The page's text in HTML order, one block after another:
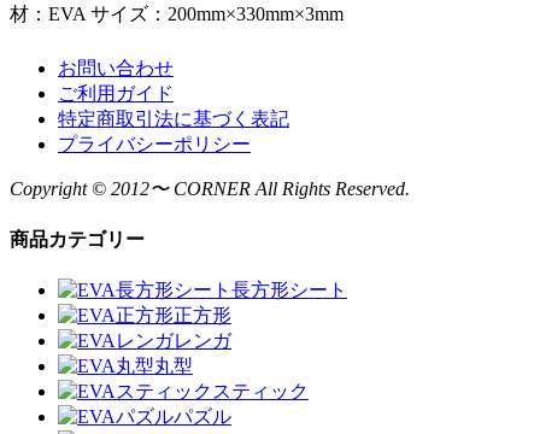
材：EVA サイズ：200mm×330mm×3mm
お問い合わせ
ご利用ガイド
特定商取引法に基づく表記
プライバシーポリシー
Copyright © 2012〜 CORNER All Rights Reserved.
商品カテゴリー
長方形シート
正方形
レンガ
丸型
スティック
パズル